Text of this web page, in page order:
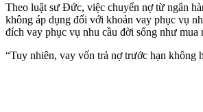
Theo luật sư Đức, việc chuyển nợ từ ngân
không áp dụng đối với khoản vay phục vụ
đích vay phục vụ nhu cầu đời sống như mua
“Tuy nhiên, vay vốn trả nợ trước hạn không